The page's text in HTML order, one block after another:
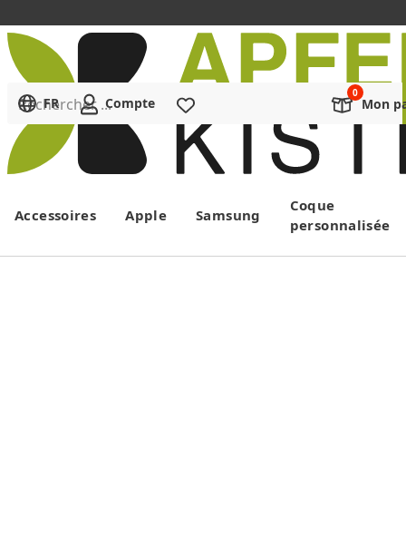
Menu
Rechercher ...
FR Compte Mon
Accessoires Apple Samsung
Coque
personnalisée